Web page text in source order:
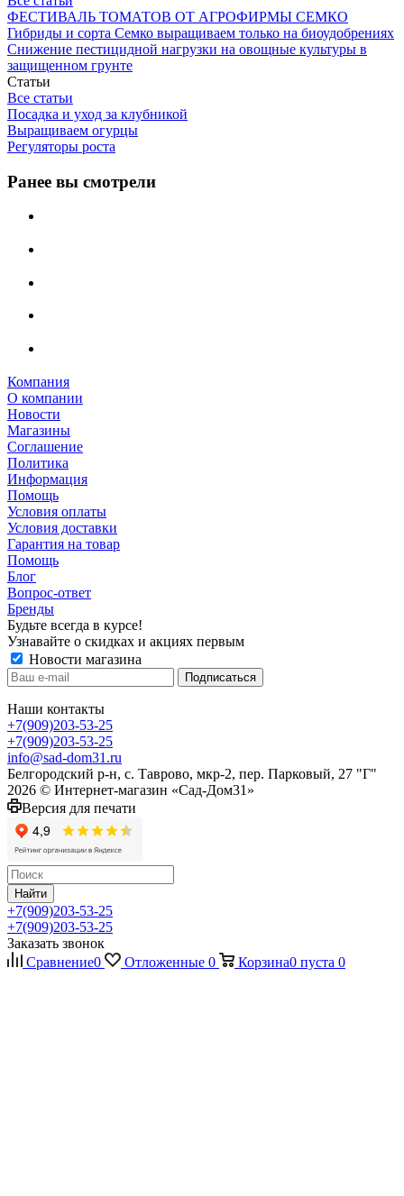
ФЕСТИВАЛЬ ТОМАТОВ ОТ АГРОФИРМЫ СЕМКО
Гибриды и сорта Семко выращиваем только на биоудобрениях
Снижение пестицидной нагрузки на овощные культуры в
защищенном грунте
Статьи
Все статьи
Посадка и уход за клубникой
Выращиваем огурцы
Регуляторы роста
Ранее вы смотрели
Компания
О компании
Новости
Магазины
Соглашение
Политика
Информация
Помощь
Условия оплаты
Условия доставки
Гарантия на товар
Помощь
Блог
Вопрос-ответ
Бренды
Будьте всегда в курсе!
Узнавайте о скидках и акциях первым
Новости магазина
Наши контакты
+7(909)203-53-25
+7(909)203-53-25
info@sad-dom31.ru
Белгородский р-н, с. Таврово, мкр-2, пер. Парковый, 27 "Г"
2026 © Интернет-магазин «Сад-Дом31»
Версия для печати
Найти
+7(909)203-53-25
+7(909)203-53-25
Заказать звонок
Сравнение0 Отложенные 0 Корзина0 пуста 0